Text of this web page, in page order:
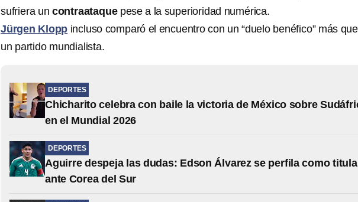
sufriera un contraataquepese a la superioridad numérica.
Jürgen Klopp incluso comparó el encuentro con un “duelo benéfico” más
un partido mundialista.
DEPORTES
Chicharito celebra con baile la victoria de México sobre
en el Mundial 2026
DEPORTES
Aguirre despeja las dudas: Edson Álvarez se perfila como
ante Corea del Sur